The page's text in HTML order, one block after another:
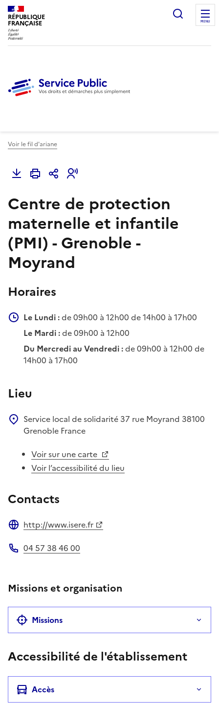
RÉPUBLIQUE
FRANÇAISE
Ouvrir
MENU
Voir le fil d'ariane
Centre de protection
maternelle et infantile
(PMI) - Grenoble -
Moyrand
Horaires
Le Lundi :de 09h00 à 12h00 de 14h00 à 17h00
Le Mardi :de 09h00 à 12h00
Du Mercredi au Vendredi :de 09h00 à 12h00 de
14h00 à 17h00
Lieu
Service local de solidarité 37 rue Moyrand 38100
Grenoble France
Voir sur une carte
Voir l’accessibilité du lieu
Contacts
http://www.isere.fr
04 57 38 46 00
Missions et organisation
Missions
Accessibilité de l'établissement
Accès